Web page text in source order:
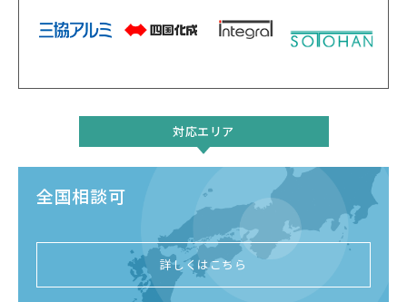
対応エリア
全国相談可
詳しくはこちら